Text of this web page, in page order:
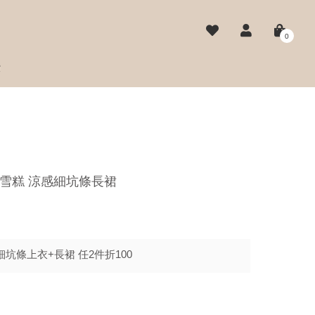
0
糕 涼感細坑條長裙
坑條上衣+長裙 任2件折100